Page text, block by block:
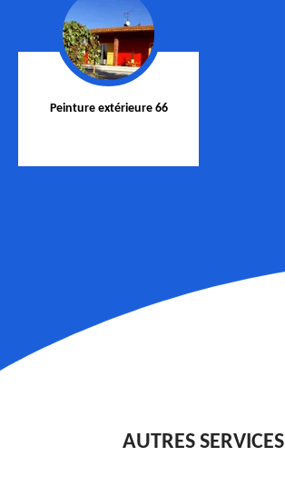
Peinture extérieure 66
AUTRES SERVICES